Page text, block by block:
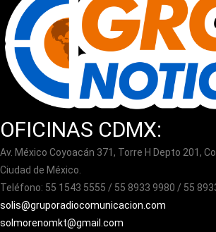
OFICINAS CDMX:
Av. México Coyoacán 371, Torre H Depto 201,
Ciudad de México.
Teléfono: 55 1543 5555 / 55 8933 9980 / 55
solis@gruporadiocomunicacion.com
solmorenomkt@gmail.com